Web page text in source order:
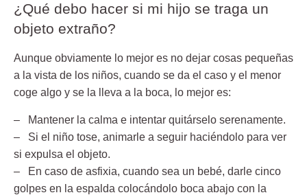
¿Qué debo hacer si mi hijo se traga un
objeto extraño?
Aunque obviamente lo mejor es no dejar cosas pequeñas
a la vista de los niños, cuando se da el caso y el menor
coge algo y se la lleva a la boca, lo mejor es:
– Mantener la calma e intentar quitárselo serenamente.
– Si el niño tose, animarle a seguir haciéndolo para ver
si expulsa el objeto.
– En caso de asfixia, cuando sea un bebé, darle cinco
golpes en la espalda colocándolo boca abajo con la